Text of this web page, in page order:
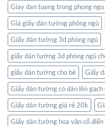
ngay
sống
của
bạn
Giay dan tuong trong phong ngu
Giá giấy dán tường phòng ngủ
Giấy dán tường 3d phòng ngủ
giấy dán tường 3d phòng ngủ
giấy dán tường cho bé
Giấy
Giấy dán tường có dán lên
Giấy dán tường giá rẻ 20k
Giấy dán tường hoa văn cổ điển